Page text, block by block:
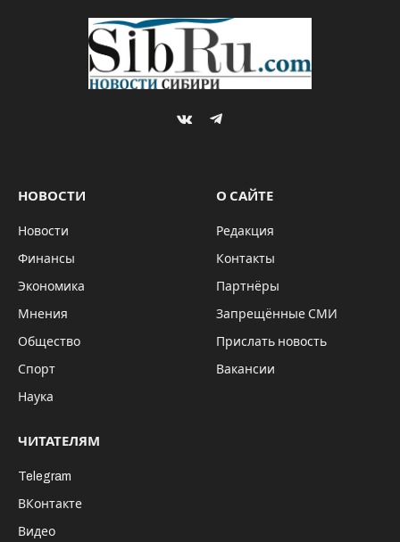
VKontakteTelegram
НОВОСТИ
Новости
Финансы
Экономика
Мнения
Общество
Спорт
Наука
О САЙТЕ
Редакция
Контакты
Партнёры
Запрещённые СМИ
Прислать новость
Вакансии
ЧИТАТЕЛЯМ
Telegram
ВКонтакте
Видео